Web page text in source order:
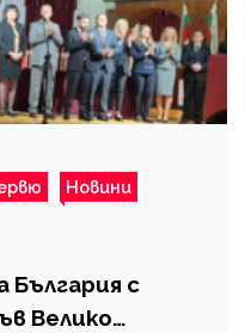
Новини
България с
Велико